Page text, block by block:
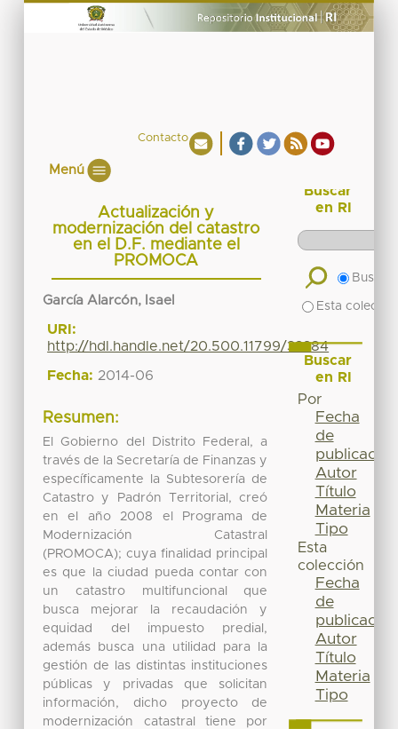
Contacto
Menú
Actualización y
modernización del catastro
en el D.F. mediante el
PROMOCA
García Alarcón, Isael
URI:
http://hdl.handle.net/20.500.11799/33384
Fecha: 2014-06
Resumen:
El Gobierno del Distrito Federal, a
través de la Secretaría de Finanzas y
específicamente la Subtesorería de
Catastro y Padrón Territorial, creó
en el año 2008 el Programa de
Modernización Catastral
(PROMOCA); cuya finalidad principal
es que la ciudad pueda contar con
un catastro multifuncional que
busca mejorar la recaudación y
equidad del impuesto predial,
además busca una utilidad para la
gestión de las distintas instituciones
públicas y privadas que solicitan
información, dicho proyecto de
modernización catastral tiene por
Buscar
en RI
Buscar
Esta
Buscar
en RI
Por
Fecha
de
publicación
Autor
Título
Materia
Tipo
Esta
colección
Fecha
de
publicación
Autor
Título
Materia
Tipo